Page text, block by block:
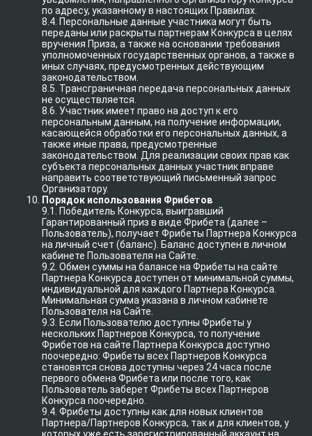
по адресу, указанному в настоящих Правилах.
8.4. Персональные данные участника могут быть
переданы или раскрыты партнерам Конкурса в целях
вручения Приза, а также на основании требования
уполномоченных государственных органов, а также в
иных случаях, предусмотренных действующим
законодательством.
8.5. Трансграничная передача персональных данных
не осуществляется.
8.6. Участник имеет право на доступ к его
персональным данным, на получение информации,
касающейся обработки его персональных данных, а
также иные права, предусмотренные
законодательством. Для реализации своих прав как
субъекта персональных данных участник вправе
направить соответствующий письменный запрос
Организатору.
Порядок использования Фрибетов
9.1. Победитель Конкурса, выигравший
Гарантированный приз в виде Фрибета (далее –
Пользователь), получает Фрибеты Партнера Конкурса
на личный счет (баланс). Баланс доступен в личном
кабинете Пользователя на Сайте.
9.2. Обмен суммы на балансе на Фрибеты на сайте
Партнера Конкурса доступен от минимальной суммы,
индивидуальной для каждого Партнера Конкурса.
Минимальная сумма указана в личном кабинете
Пользователя на Сайте.
9.3. Если Пользователю доступны Фрибеты у
нескольких Партнеров Конкурса, то получение
Фрибетов на сайте Партнера Конкурса доступно
поочередно: Фрибеты всех Партнеров Конкурса
становятся снова доступны через 24 часа после
первого обмена Фрибета или после того, как
Пользователь заберет Фрибеты всех Партнеров
Конкурса поочередно.
9.4. Фрибеты доступны как для новых клиентов
Партнера/Партнеров Конкурса, так и для клиентов, у